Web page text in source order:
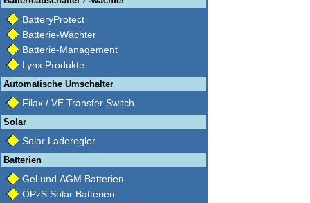
BatteryProtect
Batterie-Wächter
Batterie-Management
Lynx Produkte
Automatische Umschalter
Filax / VE Transfer Switch
Solar
Solar Laderegler
Batterien
Gel und AGM Batterien
OPzS Solar Batterien